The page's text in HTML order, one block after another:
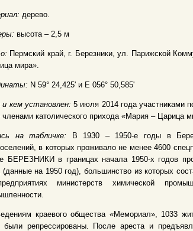
дерево.
высота – 2,5 м
Пермский край, г. Березники, ул. Парижской
мира».
N 59° 24,425' и E 056° 50,585'
и кем установлен: 5 июля 2014 года участниками
членами католического прихода «Мария – Царица
на табличке:
В 1930 – 1950-е годы в
в которых проживало не менее 4600
БЕРЕЗНИКИ в границах начала 1950-х годов
на 1950 год), большинство из которых
министерств химической
краевого общества «Мемориал», 1033
были репрессированы. После ареста и